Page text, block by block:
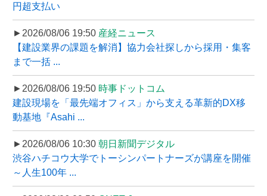
円超支払い
►2026/08/06 19:50 産経ニュース
【建設業界の課題を解消】協力会社探しから採用・集客
まで一括 ...
►2026/08/06 19:50 時事ドットコム
建設現場を「最先端オフィス」から支える革新的DX移
動基地『Asahi ...
►2026/08/06 10:30 朝日新聞デジタル
渋谷ハチコウ大学でトーシンパートナーズが講座を開催
～人生100年 ...